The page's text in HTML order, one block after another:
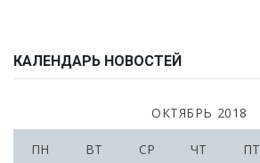
КАЛЕНДАРЬ НОВОСТЕЙ
ОКТЯБРЬ 2018
ПН ВТ СР ЧТ ПТ